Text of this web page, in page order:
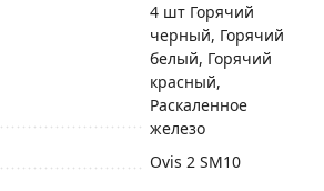
4 шт Горячий
черный, Горячий
белый, Горячий
красный,
Раскаленное
железо
Ovis 2 SM10